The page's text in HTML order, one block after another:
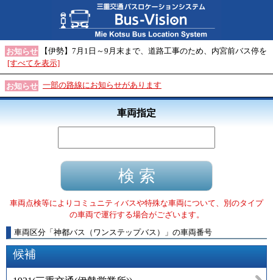
お知らせ
【伊勢】7月1日～9月末まで、道路工事のため、内宮前バス停を
[すべてを表示]
お知らせ 一部の路線にお知らせがあります
車両指定
車両点検等によりコミュニティバスや特殊な車両について、別のタイプ
の車両で運行する場合がございます。
車両区分 「 神都バス（ワンステップバス） 」 の車両番号
候補